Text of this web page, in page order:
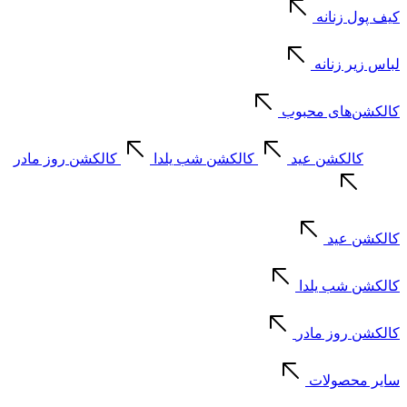
کیف پول زنانه
لباس زیر زنانه
کالکشن‌های محبوب
کالکشن عید کالکشن شب یلدا کالکشن روز مادر
کالکشن عید
کالکشن شب یلدا
کالکشن روز مادر
سایر محصولات